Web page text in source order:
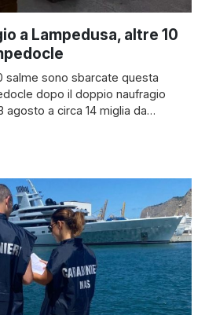
a Lampedusa, altre 10
salme sono sbarcate questa
dopo il doppio naufragio
agosto a circa 14 miglia da
siamo al secondo trasferimento.
di Lampedusa, […]